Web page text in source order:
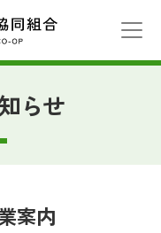
らせ
案内